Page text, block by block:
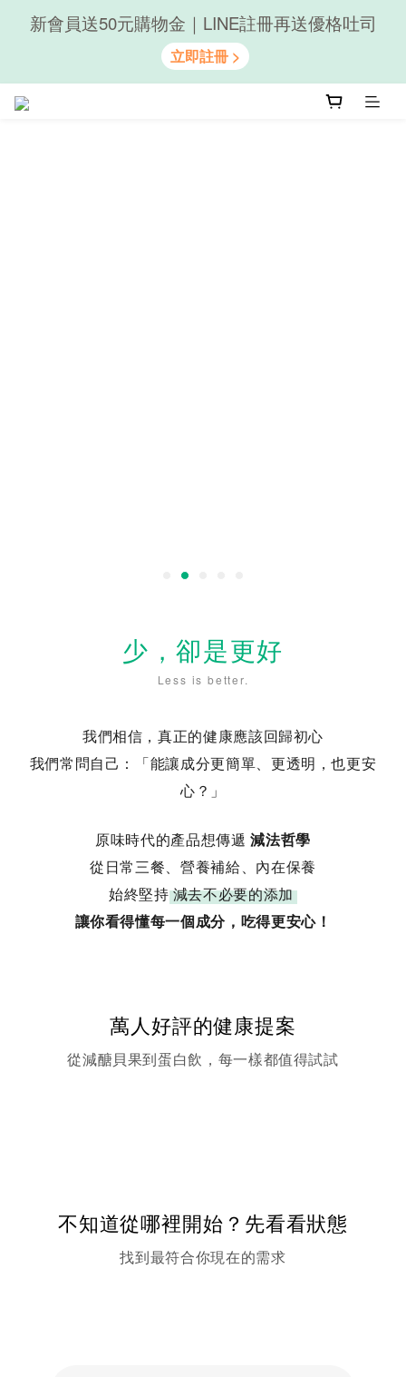
隨心享受｜貝果任選6組$899
新會員送50元購物金｜LINE註冊再送優格吐司
少，卻是更好
Less is better.
我們相信，真正的健康應該回歸初心
我們常問自己：「能讓成分更簡單、更透明，也更安
心？」
原味時代的產品想傳遞減法哲學
從日常三餐、營養補給、內在保養
始終堅持 減去不必要的添加
讓你看得懂每一個成分，吃得更安心！
萬人好評的健康提案
從減醣貝果到蛋白飲，每一樣都值得試試
不知道從哪裡開始？先看看狀態
找到最符合你現在的需求